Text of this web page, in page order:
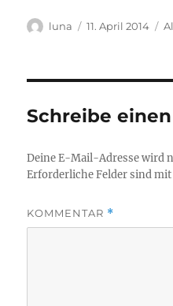
Autor
luna
Veröffentlicht
11. April 2014
Schreibe
Deine E-Mail-Adresse wird
Erforderliche Felder sind mit
KOMMENTAR *